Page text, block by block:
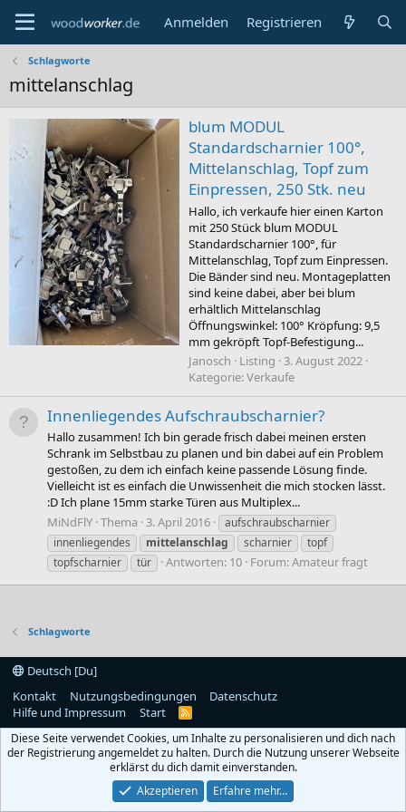
Anmelden Registrieren
Schlagworte
mittelanschlag
blum MODUL
Standardscharnier 100°,
Mittelanschlag, Topf zum
Einpressen, 250 Stk. neu
Hallo, ich verkaufe hier einen Karton
mit 250 Stück blum MODUL
Standardscharnier 100°, für
Mittelanschlag, Topf zum Einpressen.
Die Bänder sind neu. Montageplatten
sind keine dabei, aber bei blum
erhältlich Mittelanschlag
Öffnungswinkel: 100° Kröpfung: 9,5
mm gekröpft Topf-Befestigung...
Janosch
Listing
3. August 2022
Kategorie:Verkaufe
Innenliegendes Aufschraubscharnier?
Hallo zusammen! Ich bin gerade frisch dabei meinen ersten
Schrank im Selbstbau zu planen und bin dabei auf ein Problem
gestoßen, zu dem ich einfach keine passende Lösung finde.
Vielleicht ist es einfach die Unwissenheit die mich stocken lässt.
:D Ich plane 15mm starke Türen aus Multiplex...
MiNdFlY Thema 3. April 2016
aufschraubscharnier
innenliegendes
mittelanschlag scharnier
topf
topfscharnier
tür Antworten: 10 Forum:Amateur fragt
Schlagworte
Deutsch [Du]
Kontakt
Nutzungsbedingungen
Datenschutz
Hilfe und Impressum
Start
R
S
Diese Seite verwendet Cookies, um Inhalte zu personalisieren und dich nach
der Registrierung angemeldet zu halten. Durch die Nutzung unserer Webseite
erklärst du dich damit einverstanden.
Akzeptieren
Erfahre mehr…